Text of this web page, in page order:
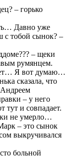
– горько
Давно уже
тобой сынок? –
– щеки
румянцем.
Я вот думаю…
сказала, что
– у него
тут и совпадает.
не умерло…
– это сынок
выкручивался
больной